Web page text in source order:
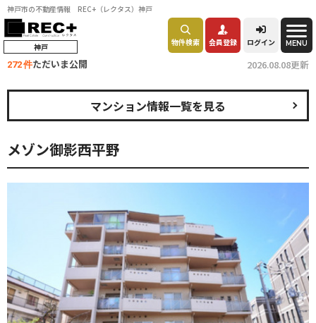
神戸市の不動産情報 REC+（レクタス）神戸
神戸 物件検索 会員登録 ログイン MENU
272 件ただいま公開 2026.08.08更新
メゾン御影西平野
マンション情報一覧を見る